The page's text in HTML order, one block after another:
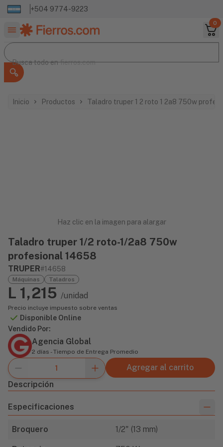
+504 9774-9223
0
Buscar productos
Busca todo en
Busca todo enfierros.com
Inicio Productos Taladro truper 1 2 roto 1 2a8 750w
Haz clic en la imagen para alargar
Taladro truper 1/2 roto-1/2a8 750w
profesional 14658
TRUPER#14658
Máquinas Taladros
L 1,215 /unidad
Precio incluye impuesto sobre ventas
Disponible Online
Vendido Por:
Agencia Global
2 días - Tiempo de Entrega Promedio
Agregar al carrito
Descripción
Especificaciones
Broquero 1/2" (13 mm)